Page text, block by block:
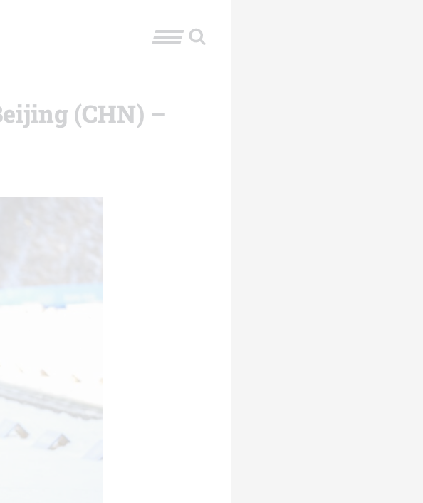
(CHN) –